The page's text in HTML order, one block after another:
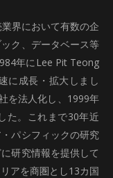
界において有数の企
ク、データベース等
年にLee Pit Teong
に成長・拡大しまし
を法人化し、1999年
た。これまで30年近
パシフィックの研究
研究情報を提供して
アを商圏とし13カ国